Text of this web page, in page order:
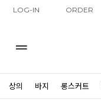
LOG-IN ORDER
상의 바지 롱스커트